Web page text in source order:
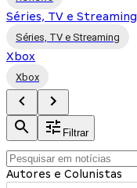
Séries, TV e Streaming
Séries, TV e Streaming
Xbox
Xbox
Filtrar
Autores e Colunistas